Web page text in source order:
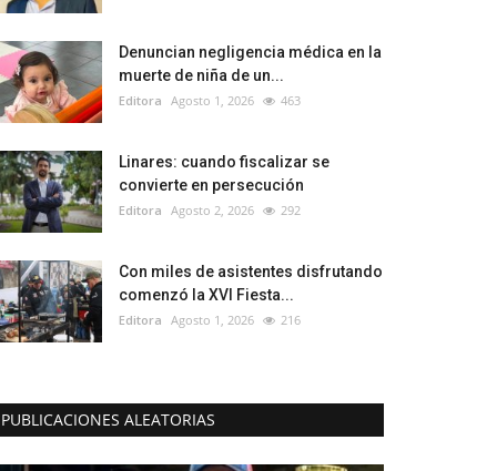
Denuncian negligencia médica en la
muerte de niña de un...
Editora Agosto 1, 2026 463
Linares: cuando fiscalizar se
convierte en persecución
Editora Agosto 2, 2026 292
Con miles de asistentes disfrutando
comenzó la XVI Fiesta...
Editora Agosto 1, 2026 216
PUBLICACIONES ALEATORIAS